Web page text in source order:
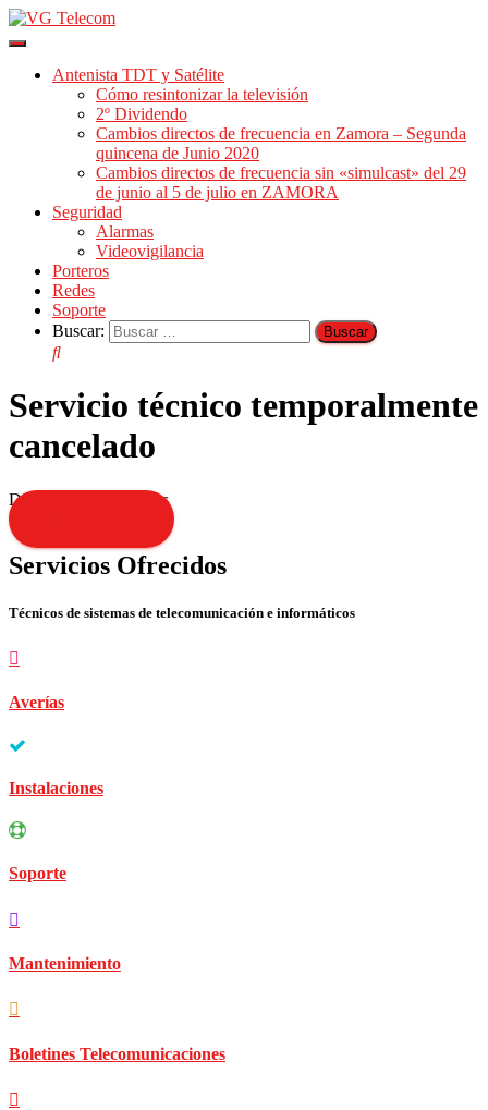
Cambiar
navegación
Antenista TDT y Satélite
Cómo resintonizar la televisión
2º Dividendo
Cambios directos de frecuencia en Zamora – Segunda
quincena de Junio 2020
Cambios directos de frecuencia sin «simulcast» del 29
de junio al 5 de julio en ZAMORA
Seguridad
Alarmas
Videovigilancia
Porteros
Redes
Soporte
Buscar:
Servicio técnico temporalmente
cancelado
Disculpen las molestias
Servicios Ofrecidos
Técnicos de sistemas de telecomunicación e informáticos
Averías
Instalaciones
Soporte
Mantenimiento
Boletines Telecomunicaciones